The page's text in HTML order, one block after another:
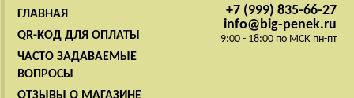
+7 (999) 835-66-27
info@big-penek.ru
9:00 - 18:00 по МСК пн-пт
ГЛАВНАЯ
QR-КОД ДЛЯ ОПЛАТЫ
ЧАСТО ЗАДАВАЕМЫЕ
ВОПРОСЫ
ОТЗЫВЫ О МАГАЗИНЕ